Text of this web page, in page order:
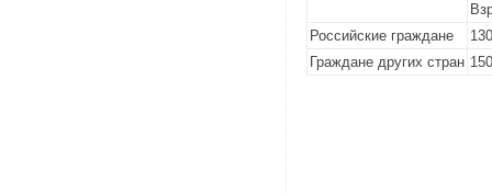
Российские граждане
Граждане других стран